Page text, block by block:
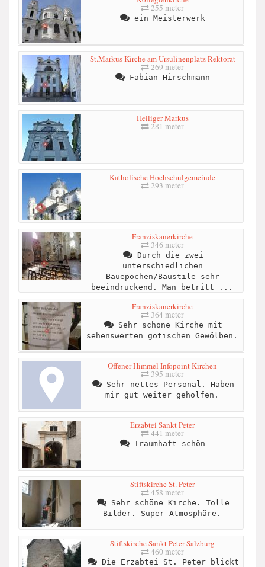
255 meter
ein Meisterwerk
St.Markus Kirche am Ursulinenplatz Rektorat
269 meter
Fabian Hirschmann
Heiliger Markus
281 meter
Katholische Hochschulgemeinde
293 meter
Franziskanerkirche
346 meter
Durch die zwei
unterschiedlichen
Bauepochen/Baustile sehr
beeindruckend. Man betritt ...
Franziskanerkirche
364 meter
Sehr schöne Kirche mit
sehenswerten gotischen Gewölben.
Offener Himmel Infopoint Kirchen
395 meter
Sehr nettes Personal. Haben
mir gut weiter geholfen.
Erzabtei Sankt Peter
441 meter
Traumhaft schön
Stiftskirche St. Peter
458 meter
Sehr schöne Kirche. Tolle
Bilder. Super Atmosphäre.
Stiftskirche Sankt Peter Salzburg
460 meter
Die Erzabtei St. Peter blickt